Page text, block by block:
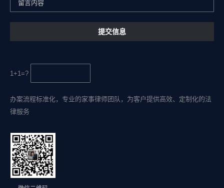
1+1=?
办案流程标准化，专业的家事律师团队，为客户提供高效、定制化的法
律服务